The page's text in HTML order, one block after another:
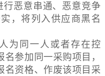
行恶意串通、恶意竞争
，将列入供应商黑名
为同一人或者存在控
名参加同一采购项目 ，
名资格、作废该项目 采